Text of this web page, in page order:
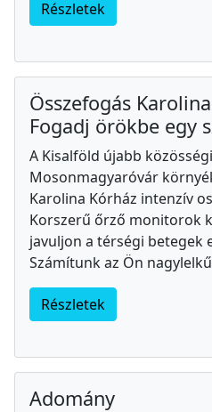
Részletek
Összefogás
Fogadj örökbe egy
A Kisalföld újabb
Mosonmagyaróvár
Karolina Kórház intenzív
Korszerű őrző monitorok
javuljon a térségi betegek
Számítunk az Ön
Részletek
Adomány